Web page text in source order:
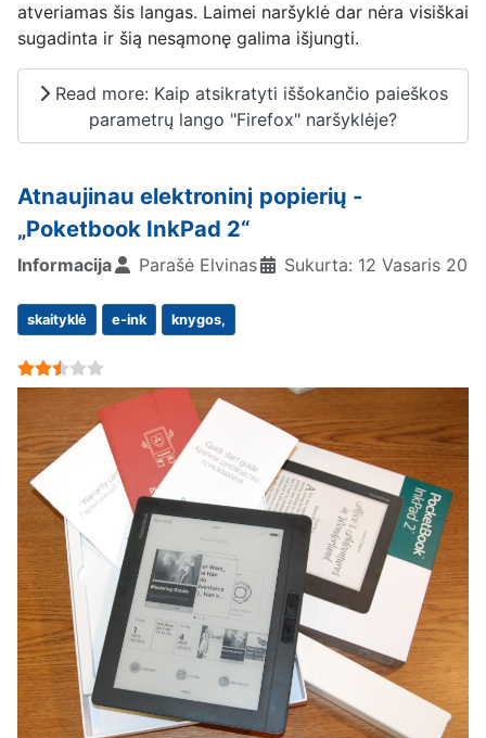
atveriamas šis langas. Laimei naršyklė dar nėra visiškai
sugadinta ir šią nesąmonę galima išjungti.
Read more: Kaip atsikratyti iššokančio paieškos
parametrų lango "Firefox" naršyklėje?
Atnaujinau elektroninį popierių -
„Poketbook InkPad 2“
Informacija Parašė Elvinas Sukurta: 12 Vasaris 2017
skaityklė e-ink knygos,
User Rating: